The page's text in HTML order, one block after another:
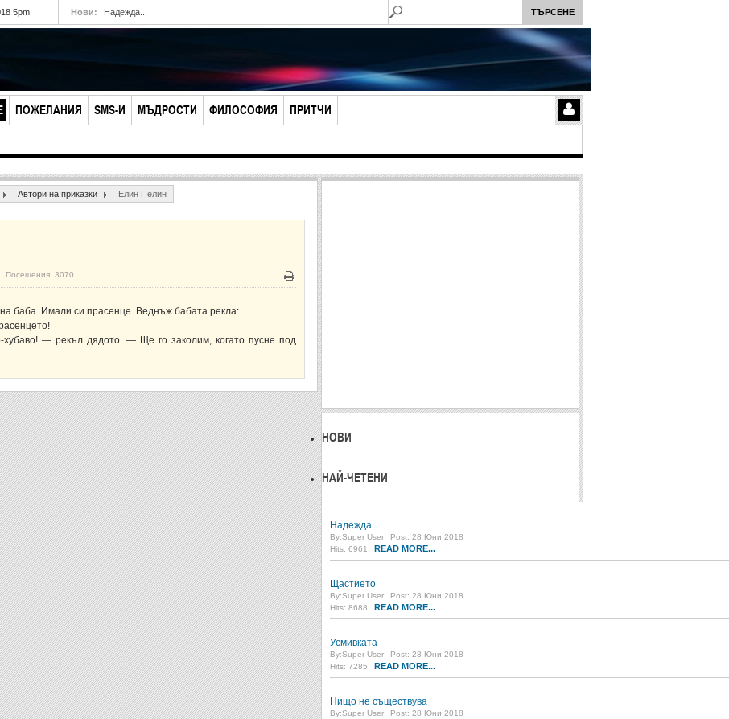
5pm Нови: Надежда...
ПОЖЕЛАНИЯ SMS-И МЪДРОСТИ ФИЛОСОФИЯ ПРИТЧИ
Автори на приказки Елин Пелин
Посещения: 3070
Печат
баба. Имали си прасенце. Веднъж бабата рекла:
— рекъл дядото. — Ще го заколим, когато пусне под
НОВИ
НАЙ-ЧЕТЕНИ
Надежда
By:Super User
Post: 28 Юни 2018
Hits: 6961
READ MORE...
Щастието
By:Super User
Post: 28 Юни 2018
Hits: 8688
READ MORE...
Усмивката
By:Super User
Post: 28 Юни 2018
Hits: 7285
READ MORE...
Нищо не съществува
By:Super User
Post: 28 Юни 2018